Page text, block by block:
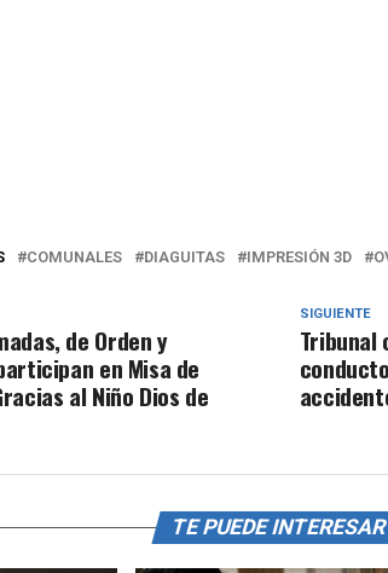
COMUNALES DIAGUITAS IMPRESIÓN 3D
SIGUIENTE
Tribunal
de Orden y
en Misa de
al Niño Dios de
TE PUEDE INTERESAR